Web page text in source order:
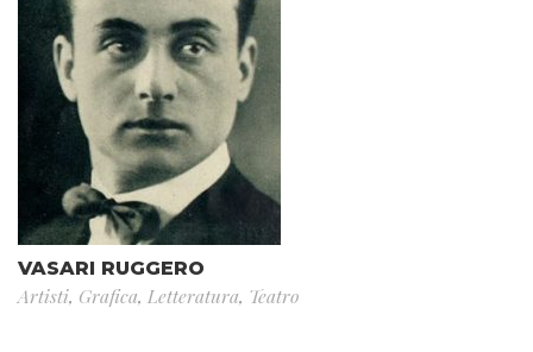
VASARI RUGGERO
Artisti, Grafica, Letteratura, Teatro